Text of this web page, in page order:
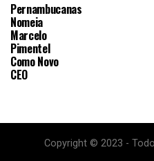
Pernambucanas
Nomeia
Marcelo
Pimentel
Como Novo
CEO
Copyright © 2023 -